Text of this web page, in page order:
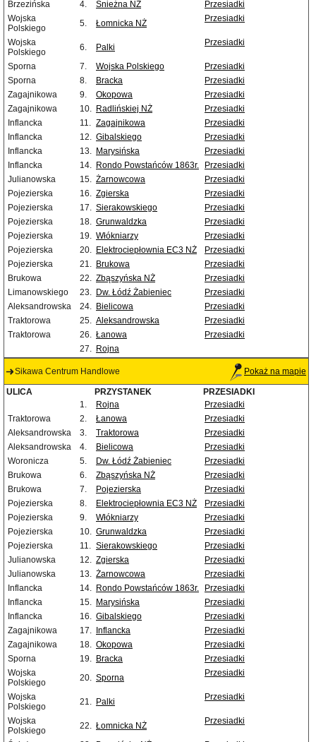
Brzezińska
4. Śnieżna NŻ
Przesiadki
Wojska
Polskiego
5. Łomnicka NŻ Przesiadki
Wojska
Polskiego
6. Palki Przesiadki
Sporna 7. Wojska Polskiego
Przesiadki
Sporna
8. Bracka
Przesiadki
Zagajnikowa
9. Okopowa
Przesiadki
Zagajnikowa
10. Radlińskiej NŻ
Przesiadki
Inflancka
11. Zagajnikowa
Przesiadki
Inflancka
12. Gibalskiego
Przesiadki
Inflancka
13. Marysińska
Przesiadki
Inflancka
14. Rondo Powstańców 1863r.
Przesiadki
Julianowska
15. Żarnowcowa
Przesiadki
Pojezierska
16. Zgierska
Przesiadki
Pojezierska
17. Sierakowskiego
Przesiadki
Pojezierska
18. Grunwaldzka
Przesiadki
Pojezierska
19. Włókniarzy
Przesiadki
Pojezierska
20. Elektrociepłownia EC3 NŻ
Przesiadki
Pojezierska
21. Brukowa
Przesiadki
Brukowa
22. Zbąszyńska NŻ
Przesiadki
Limanowskiego
23. Dw. Łódź Żabieniec
Przesiadki
Aleksandrowska
24. Bielicowa
Przesiadki
Traktorowa
25. Aleksandrowska
Przesiadki
Traktorowa
26. Łanowa
Przesiadki
27. Rojna
Sikawa Centrum Handlowe Pokaż na mapie
ULICA PRZYSTANEK
PRZESIADKI
1.
Rojna
Przesiadki
Traktorowa
2. Łanowa
Przesiadki
Aleksandrowska
3. Traktorowa
Przesiadki
Aleksandrowska
4. Bielicowa
Przesiadki
Woronicza
5. Dw. Łódź Żabieniec
Przesiadki
Brukowa
6. Zbąszyńska NŻ
Przesiadki
Brukowa
7. Pojezierska
Przesiadki
Pojezierska
8. Elektrociepłownia EC3 NŻ
Przesiadki
Pojezierska
9. Włókniarzy
Przesiadki
Pojezierska
10. Grunwaldzka
Przesiadki
Pojezierska
11. Sierakowskiego
Przesiadki
Julianowska
12. Zgierska
Przesiadki
Julianowska
13. Żarnowcowa
Przesiadki
Inflancka
14. Rondo Powstańców 1863r.
Przesiadki
Inflancka
15. Marysińska
Przesiadki
Inflancka
16. Gibalskiego
Przesiadki
Zagajnikowa
17. Inflancka
Przesiadki
Zagajnikowa
18. Okopowa
Przesiadki
Sporna
19. Bracka
Przesiadki
Wojska
Polskiego
20. Sporna Przesiadki
Wojska
Polskiego
21. Palki Przesiadki
Wojska
Polskiego
22. Łomnicka NŻ Przesiadki